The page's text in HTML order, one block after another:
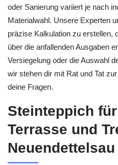
oder Sanierung variiert je nach
Materialwahl. Unsere Experten
präzise Kalkulation zu erstellen,
über die anfallenden Ausgaben
Versiegelung oder die Auswahl
wir stehen dir mit Rat und Tat
deine Fragen.
Steinteppich
Terrasse und
Neuendettelsau